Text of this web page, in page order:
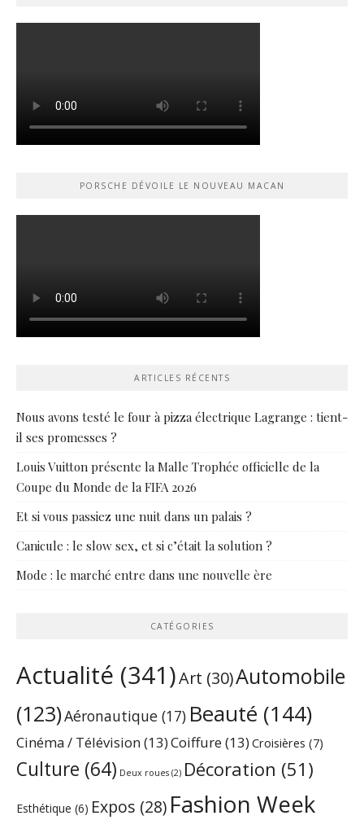
PORSCHE DÉVOILE LE NOUVEAU MACAN
ARTICLES RÉCENTS
Nous avons testé le four à pizza électrique Lagrange : tient-
il ses promesses ?
Louis Vuitton présente la Malle Trophée officielle de la
Coupe du Monde de la FIFA 2026
Et si vous passiez une nuit dans un palais ?
Canicule : le slow sex, et si c’était la solution ?
Mode : le marché entre dans une nouvelle ère
CATÉGORIES
Actualité (341)Art (30)Automobile
(123)Aéronautique (17) Beauté (144)
Cinéma / Télévision(13)Coiffure(13) Croisières (7)
Culture (64) Deux roues (2) Décoration (51)
Esthétique (6) Expos (28) Fashion Week